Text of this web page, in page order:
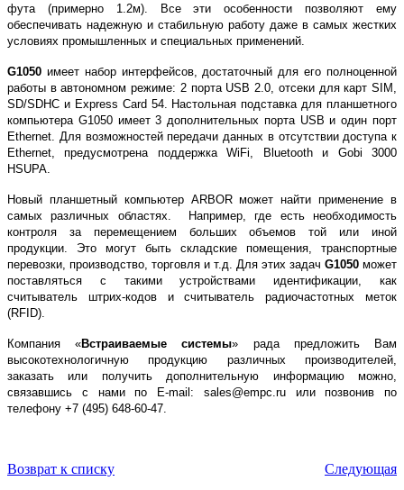
фута (примерно 1.2м). Все эти особенности позволяют ему
обеспечивать надежную и стабильную работу даже в самых жестких
условиях промышленных и специальных применений.
G1050 имеет набор интерфейсов, достаточный для его полноценной
работы в автономном режиме: 2 порта USB 2.0, отсеки для картSIM
SD/SDHC и Express Card 54. Настольная подставка для планшетного
компьютера G1050 имеет 3 дополнительных порта USB и один порт
Ethernet . Для возможностей передачи данных в отсутствии доступа к
Ethernet , предусмотрена поддержкаWiFi Bluetooth и Gobi 3000
HSUPA
Новый планшетный компьютер ARBORможет найти применение в
самых различных областях.
Например, где есть необходимость
контроля за перемещением больших объемов той или иной
продукции. Это могут быть складские помещения, транспортные
перевозки, производство, торговля и т.д. Для этих задач G1050 может
поставляться с такими устройствами идентификации, как
считыватель штрих-кодов и считыватель радиочастотных меток
(RFID).
Компания «Встраиваемые системы» рада предложить Вам
высокотехнологичную продукцию различных производителей,
заказать или получить дополнительную информацию можно,
связавшись с нами по E-mail: sales@empc.ru или позвонив по
телефону +7 (495) 648-60-47.
Возврат к списку
Следующая